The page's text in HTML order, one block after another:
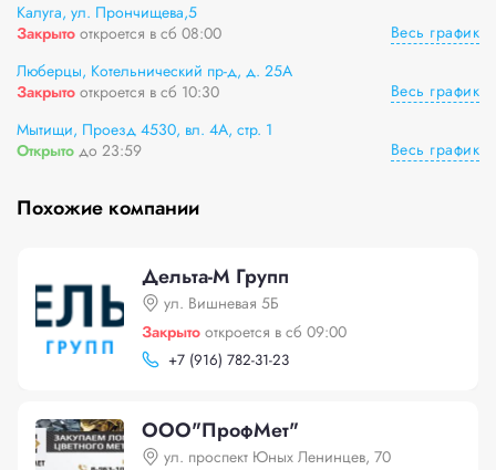
Калуга, ул. Прончищева,5
Закрыто откроется в сб 08:00
Весь график
Люберцы, Котельнический пр-д, д. 25А
Закрыто откроется в сб 10:30
Весь график
Мытищи, Проезд 4530, вл. 4А, стр. 1
Открыто до 23:59 Весь график
Похожие компании
Дельта-М Групп
ул. Вишневая 5Б
Закрыто откроется в сб 09:00
+7 (916) 782-31-23
ООО"ПрофМет"
ул. проспект Юных Ленинцев, 70